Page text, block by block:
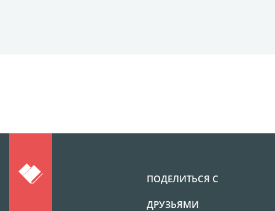
Фото на брелках
Фото на часах
ПОДЕЛИТЬСЯ С
ДРУЗЬЯМИ